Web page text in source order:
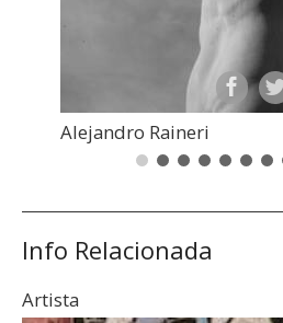
Alejandro Raineri
Info Relacionada
Artista